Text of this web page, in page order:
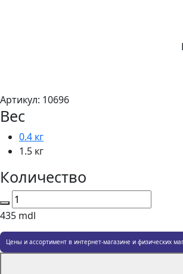
Артикул: 10696
Вес
0.4 кг
1.5 кг
Количество
435 mdl
Цены и ассортимент в интернет-магазине и физических